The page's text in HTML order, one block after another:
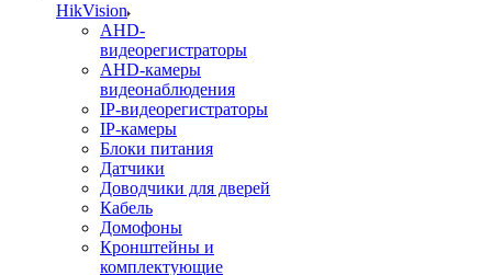
HikVision
AHD-
видеорегистраторы
AHD-камеры
видеонаблюдения
IP-видеорегистраторы
IP-камеры
Блоки питания
Датчики
Доводчики для дверей
Кабель
Домофоны
Кронштейны и
комплектующие